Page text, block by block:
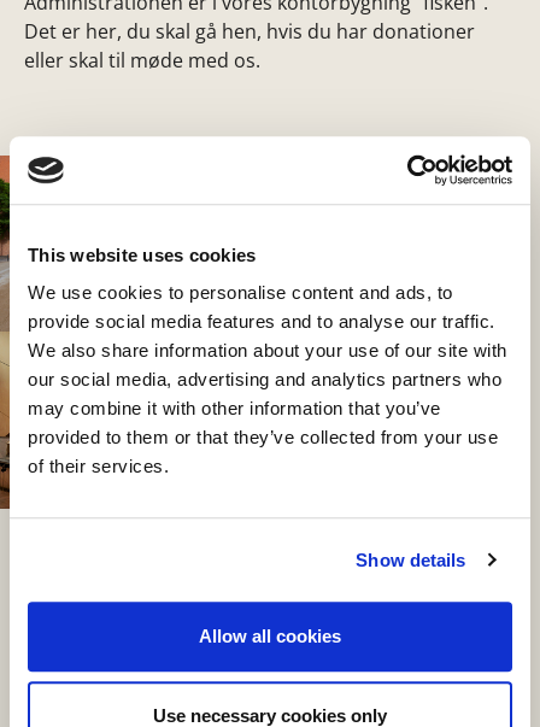
This website uses cookies
We use cookies to personalise content and ads, to
provide social media features and to analyse our traffic.
We also share information about your use of our site with
our social media, advertising and analytics partners who
may combine it with other information that you’ve
provided to them or that they’ve collected from your use
of their services.
Show details
Allow all cookies
Use necessary cookies only
Det er her, du skal gå hen, hvis du har donationer
eller skal til møde med os.
Show larger version Show larger version
Show larger version Show larger version
Parkering
Det er ikke muligt at parkere lige ved siden
af museet.